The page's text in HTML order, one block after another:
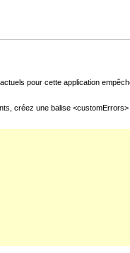
pour cette application
créez une balise